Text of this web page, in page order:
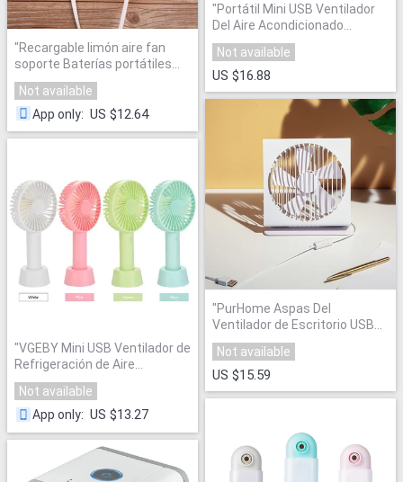
"Recargable limón aire fan
soporte Baterías portátiles
portátil mini ventilador
enfriador de aire
acondicionado para el hogar al
aire libre USB Ventiladores con
Not available
App only: US $12.64
"VGEBY Mini USB Ventilador de
Refrigeración de Aire
Acondicionado
Not available
App only: US $13.27
"Portátil Mini USB Ventilador
Del Aire Acondicionado
Acondicionador de aire de
Refrigeración
Not available
US $16.88
"PurHome Aspas Del
Ventilador de Escritorio USB
Mini Portátil Eléctrica
Not available
US $15.59